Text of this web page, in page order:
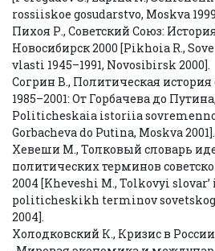
rossiiskoe gosudarstvo, Moskva
Пихоя Р., Советский Союз: История
Новосибирск 2000 [Pikhoia R.,
vlasti 1945–1991, Novosibirsk 2000].
Согрин В., Политическая
1985–2001: От Горбачева до
Politicheskaia istoriia sovremennoi
Gorbacheva do Putina, Moskva 2001].
Хевеши М., Толковый словарь
политических терминов
2004 [Kheveshi M., Tolkovyi
politicheskikh terminov
2004].
Холодковский К., Кризис в